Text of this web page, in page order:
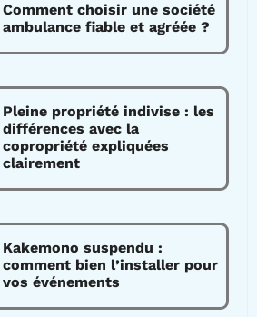
Comment choisir une société
ambulance fiable et agréée ?
Pleine propriété indivise : les
différences avec la
copropriété expliquées
clairement
Kakemono suspendu :
comment bien l’installer pour
vos événements